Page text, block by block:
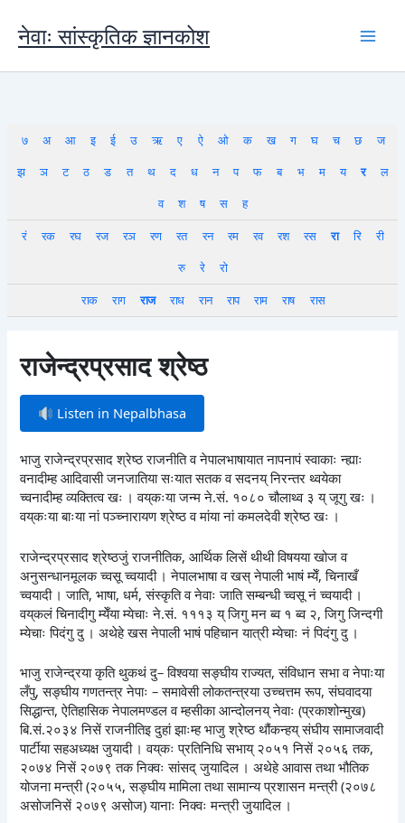
content
नेवाः सांस्कृतिक ज्ञानकोश
७ अ आ इ ई उ ऋ ए ऐ ओ क ख ग घ च छ
ज
झ
ञ ट ठ ड त थ द ध न प फ ब भ म य र
ल
व
श ष स
ह
रं
रक रघ रज रञ रण रत रन रम रव रश रस रा रि
री
रु
रे
रो
राक
राग राज राध रान राप राम राष रास
राजेन्द्रप्रसाद श्रेष्ठ
Listen in Nepalbhasa
भाजु राजेन्द्रप्रसाद श्रेष्ठ राजनीति व नेपालभाषायात नापनापं स्वाकाः न्ह्याः
वनादीम्ह आदिवासी जनजातिया सःयात सतक व सदनय् निरन्तर थ्वयेका
च्वनादीम्ह व्यक्तित्व खः । वय्‌कःया जन्म ने.सं. १०८० चौलाथ्व ३ य् जूगु खः ।
वय्‌कःया बाःया नां पञ्च्नारायण श्रेष्ठ व मांया नां कमलदेवी श्रेष्ठ खः ।
राजेन्द्रप्रसाद श्रेष्ठजुं राजनीतिक, आर्थिक लिसें थीथी विषयया खोज व
अनुसन्धानमूलक च्वसू च्वयादी । नेपालभाषा व खस् नेपाली भाषं म्येँ, चिनाखँ
च्वयादी । जाति, भाषा, धर्म, संस्कृति व नेवाः जाति सम्बन्धी च्वसू नं च्वयादी ।
वय्‌कलं चिनादीगु म्येँया म्येचाः ने.सं. १११३ य् जिगु मन ब्व १ ब्व २, जिगु जिन्दगी
म्येचाः पिदंगु दु । अथेहे खस नेपाली भाषं पहिचान यात्री म्येचाः नं पिदंगु दु ।
भाजु राजेन्द्रया कृति थुकथं दु– विश्वया सङ्घीय राज्यत, संविधान सभा व नेपाःया
लँपु, सङ्घीय गणतन्त्र नेपाः – समावेसी लोकतन्त्रया उच्चत्तम रूप, संघवादया
सिद्धान्त, ऐतिहासिक नेपालमण्डल व म्हसीका आन्दोलनय् नेवाः (प्रकाशोन्मुख)
बि.सं.२०३४ निसें राजनीतिइ दुहां झाःम्ह भाजु श्रेष्ठ थौंकन्हय् संघीय सामाजवादी
पार्टीया सहअध्यक्ष जुयादी । वय्‌कः प्रतिनिधि सभाय् २०५१ निसें २०५६ तक,
२०७४ निसें २०७९ तक निक्वः सांसद् जुयादिल । अथेहे आवास तथा भौतिक
योजना मन्त्री (२०५५, सङ्घीय मामिला तथा सामान्य प्रशासन मन्त्री (२०७८
असोजनिसें २०७९ असोज) यानाः निक्वः मन्त्री जुयादिल ।